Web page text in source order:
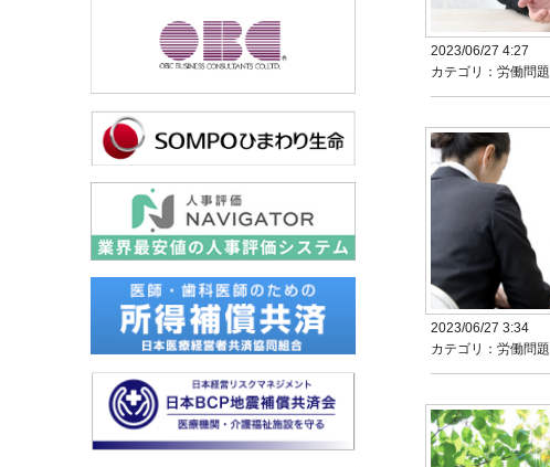
2023/06/27 4:27
カテゴリ：労働問題
2023/06/27 3:34
カテゴリ：労働問題